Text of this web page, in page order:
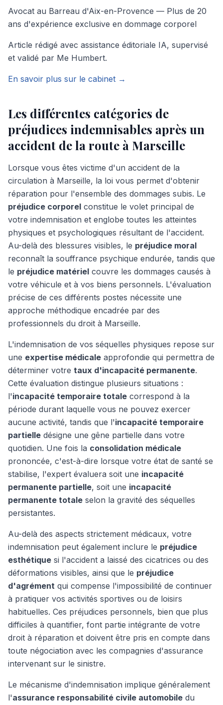
Avocat au Barreau d'Aix-en-Provence — Plus de 20
ans d'expérience exclusive en dommage corporel
Article rédigé avec assistance éditoriale IA, supervisé
et validé par Me Humbert.
En savoir plus sur le cabinet →
Les différentes catégories de
préjudices indemnisables après un
accident de la route à Marseille
Lorsque vous êtes victime d'un accident de la
circulation à Marseille, la loi vous permet d'obtenir
réparation pour l'ensemble des dommages subis. Le
préjudice corporel constitue le volet principal de
votre indemnisation et englobe toutes les atteintes
physiques et psychologiques résultant de l'accident.
Au-delà des blessures visibles, le préjudice moral
reconnaît la souffrance psychique endurée, tandis que
le préjudice matériel couvre les dommages causés à
votre véhicule et à vos biens personnels. L'évaluation
précise de ces différents postes nécessite une
approche méthodique encadrée par des
professionnels du droit à Marseille.
L'indemnisation de vos séquelles physiques repose sur
une expertise médicale approfondie qui permettra de
déterminer votre taux d'incapacité permanente.
Cette évaluation distingue plusieurs situations :
l'incapacité temporaire totale correspond à la
période durant laquelle vous ne pouvez exercer
aucune activité, tandis que l'incapacité temporaire
partielle désigne une gêne partielle dans votre
quotidien. Une fois la consolidation médicale
prononcée, c'est-à-dire lorsque votre état de santé se
stabilise, l'expert évaluera soit une incapacité
permanente partielle, soit une incapacité
permanente totale selon la gravité des séquelles
persistantes.
Au-delà des aspects strictement médicaux, votre
indemnisation peut également inclure le préjudice
esthétique si l'accident a laissé des cicatrices ou des
déformations visibles, ainsi que le préjudice
d'agrément qui compense l'impossibilité de continuer
à pratiquer vos activités sportives ou de loisirs
habituelles. Ces préjudices personnels, bien que plus
difficiles à quantifier, font partie intégrante de votre
droit à réparation et doivent être pris en compte dans
toute négociation avec les compagnies d'assurance
intervenant sur le sinistre.
Le mécanisme d'indemnisation implique généralement
l'assurance responsabilité civile automobile du